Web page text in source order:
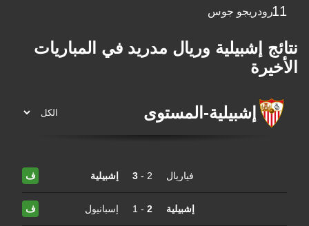
11رودريجو جوس
نتائج إشبيلية وريال مدريد في المباريات
الأخيرة
إشبيلية- المستوى
فياريال 2
-
3 إشبيلية ف
إشبيلية 2
-
1 إسبانيول ف